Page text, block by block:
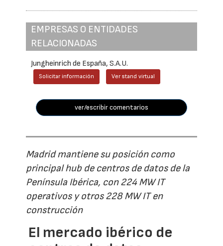
EMPRESAS O ENTIDADES
RELACIONADAS
Jungheinrich de España, S.A.U.
Solicitar información Ver stand virtual
ver/escribir comentarios
Madrid mantiene su posición como
principal hub de centros de datos de la
Península Ibérica, con 224 MW IT
operativos y otros 228 MW IT en
construcción
El mercado ibérico de